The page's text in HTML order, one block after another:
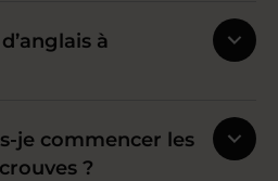
à
je commencer les
?